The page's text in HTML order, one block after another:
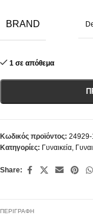
BRAND
1 σε απόθεμα
Κωδικός προϊόντος:
Κατηγορίες: Γυναικεία,
Share:
ΠΕΡΙΓΡΑΦΉ